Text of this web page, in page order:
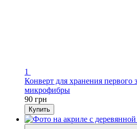
1
Конверт для хранения первого
микрофибры
90 грн
Купить